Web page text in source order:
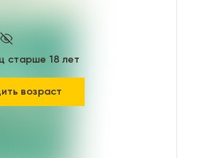
старше 18 лет
возраст